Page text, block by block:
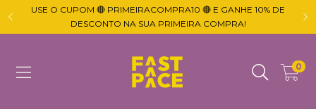
USE O CUPOM 🔴 PRIMEIRACOMPRA10 🔴 E GANHE 10% DE
DESCONTO NA SUA PRIMEIRA COMPRA!
0